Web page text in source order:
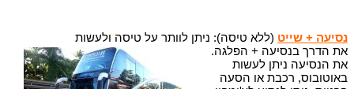
נסיעה + שייט (ללא טיסה): ניתן לוותר על טיסה ולעשות
את הדרך בנסיעה + הפלגה.
את הנסיעה ניתן לעשות
באוטובוס, רכבת או הסעה